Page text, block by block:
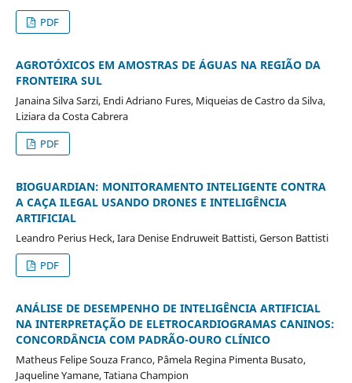
PDF
AGROTÓXICOS EM AMOSTRAS DE ÁGUAS NA REGIÃO DA
FRONTEIRA SUL
Janaina Silva Sarzi, Endi Adriano Fures, Miqueias de Castro da Silva,
Liziara da Costa Cabrera
PDF
BIOGUARDIAN: MONITORAMENTO INTELIGENTE CONTRA
A CAÇA ILEGAL USANDO DRONES E INTELIGÊNCIA
ARTIFICIAL
Leandro Perius Heck, Iara Denise Endruweit Battisti, Gerson Battisti
PDF
ANÁLISE DE DESEMPENHO DE INTELIGÊNCIA ARTIFICIAL
NA INTERPRETAÇÃO DE ELETROCARDIOGRAMAS CANINOS:
CONCORDÂNCIA COM PADRÃO-OURO CLÍNICO
Matheus Felipe Souza Franco, Pâmela Regina Pimenta Busato,
Jaqueline Yamane, Tatiana Champion